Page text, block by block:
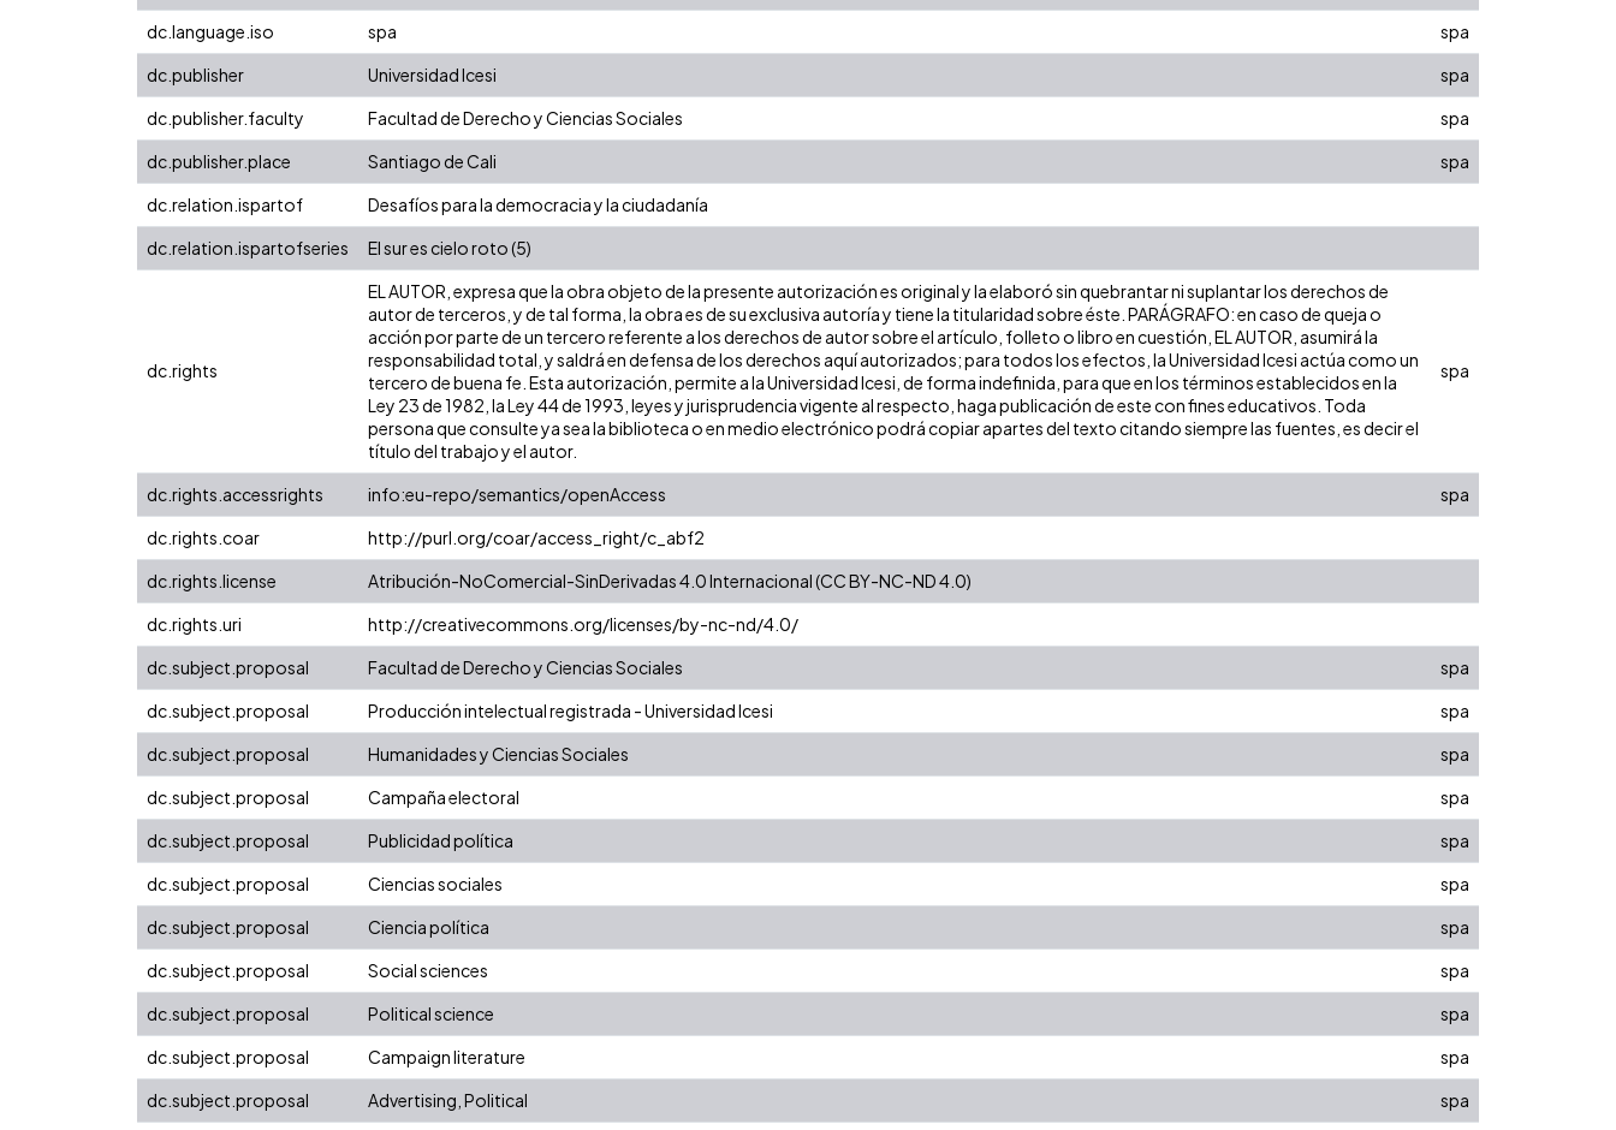
dc.language.iso
spa
spa
dc.publisher
Universidad Icesi
spa
dc.publisher.faculty
Facultad de Derecho y Ciencias Sociales
spa
dc.publisher.place
Santiago de Cali
spa
dc.relation.ispartof
Desafíos para la democracia y la ciudadanía
dc.relation.ispartofseries
El sur es cielo roto (5)
dc.rights
EL AUTOR, expresa que la obra objeto de la presente autorización es original y la elaboró sin quebrantar ni suplantar los derechos de
autor de terceros, y de tal forma, la obra es de su exclusiva autoría y tiene la titularidad sobre éste. PARÁGRAFO: en caso de queja o
acción por parte de un tercero referente a los derechos de autor sobre el artículo, folleto o libro en cuestión, EL AUTOR, asumirá la
responsabilidad total, y saldrá en defensa de los derechos aquí autorizados; para todos los efectos, la Universidad Icesi actúa como un
tercero de buena fe. Esta autorización, permite a la Universidad Icesi, de forma indefinida, para que en los términos establecidos en la
Ley 23 de 1982, la Ley 44 de 1993, leyes y jurisprudencia vigente al respecto, haga publicación de este con fines educativos. Toda
persona que consulte ya sea la biblioteca o en medio electrónico podrá copiar apartes del texto citando siempre las fuentes, es decir el
título del trabajo y el autor.
spa
dc.rights.accessrights info:eu-repo/semantics/openAccess
spa
dc.rights.coar
http://purl.org/coar/access_right/c_abf2
dc.rights.license
Atribución-NoComercial-SinDerivadas 4.0 Internacional (CC BY-NC-ND 4.0)
dc.rights.uri
http://creativecommons.org/licenses/by-nc-nd/4.0/
dc.subject.proposal
Facultad de Derecho y Ciencias Sociales
spa
dc.subject.proposal
Producción intelectual registrada - Universidad Icesi
spa
dc.subject.proposal
Humanidades y Ciencias Sociales
spa
dc.subject.proposal
Campaña electoral
spa
dc.subject.proposal
Publicidad política
spa
dc.subject.proposal
Ciencias sociales
spa
dc.subject.proposal
Ciencia política
spa
dc.subject.proposal
Social sciences
spa
dc.subject.proposal
Political science
spa
dc.subject.proposal
Campaign literature
spa
dc.subject.proposal
Advertising, Political
spa